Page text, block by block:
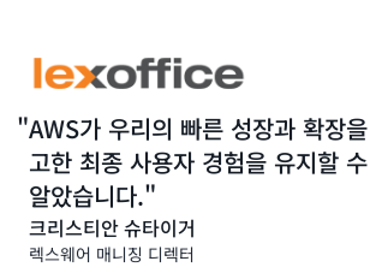
다. AWS를 기반으로 구축함으로써
요가 감소하는 야간) 인프라 사용량을 줄일
고객의 기밀 금융 정보를 보호해야 하기 때
양한 AWS 보안 및 데이터 암호화 서비스를
에는 일반적인 웹 익스플로잇으로부터 보
틱 로드 밸런싱(ELB) 과 통합된
AWS가 우리의 빠른 성장과 확장
고한 최종 사용자 경험을 유지할
알았습니다.
크리스티안 슈타이거
렉스웨어 매니징 디렉터